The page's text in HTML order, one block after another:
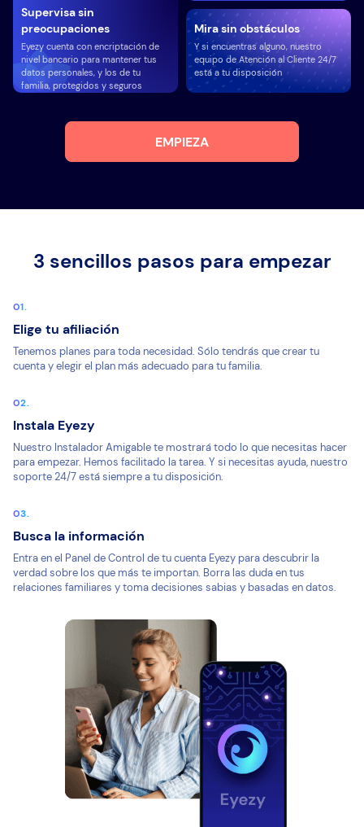
Supervisa sin
preocupaciones
Eyezy cuenta con encriptación de
nivel bancario para mantener tus
datos personales, y los de tu
familia, protegidos y seguros
Mira sin obstáculos
Y si encuentras alguno, nuestro
equipo de Atención al Cliente 24/7
está a tu disposición
EMPIEZA
3 sencillos pasos para empezar
Elige tu afiliación
Tenemos planes para toda necesidad. Sólo tendrás que crear tu
cuenta y elegir el plan más adecuado para tu familia.
Instala Eyezy
Nuestro Instalador Amigable te mostrará todo lo que necesitas hacer
para empezar. Hemos facilitado la tarea. Y si necesitas ayuda, nuestro
soporte 24/7 está siempre a tu disposición.
Busca la información
Entra en el Panel de Control de tu cuenta Eyezy para descubrir la
verdad sobre los que más te importan. Borra las duda en tus
relaciones familiares y toma decisiones sabias y basadas en datos.